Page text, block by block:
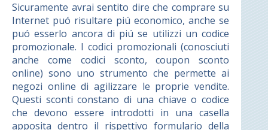
Sicuramente avrai sentito dire che comprare su
Internet puó risultare piú economico, anche se
puó esserlo ancora di piú se utilizzi un codice
promozionale. I codici promozionali (conosciuti
anche come codici sconto, coupon sconto
online) sono uno strumento che permette ai
negozi online di agilizzare le proprie vendite.
Questi sconti constano di una chiave o codice
che devono essere introdotti in una casella
apposita dentro il rispettivo formulario della